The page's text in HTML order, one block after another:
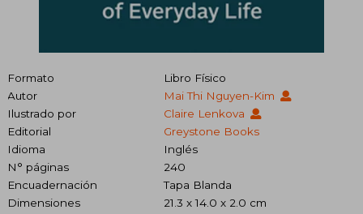
Formato
Libro Físico
Autor
Mai Thi Nguyen-Kim
Ilustrado por
Claire Lenkova
Editorial
Greystone Books
Idioma
Inglés
N° páginas
240
Encuadernación
Tapa Blanda
Dimensiones
21.3 x 14.0 x 2.0 cm